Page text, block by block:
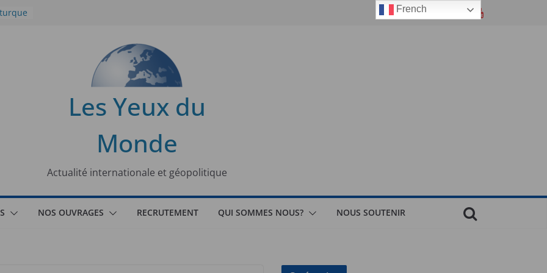
Les Yeux du
Monde
Actualité internationale et géopolitique
NOS OUVRAGES RECRUTEMENT QUI SOMMES NOUS? NOUS SOUTENIR
French